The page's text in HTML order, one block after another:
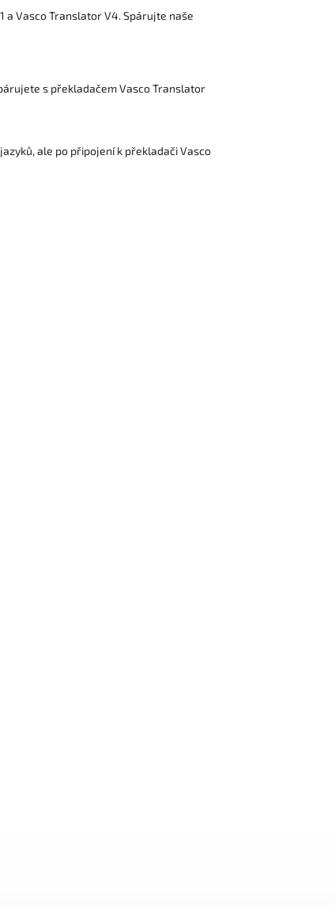
a Vasco Translator V4. Spárujte naše
s překladačem Vasco Translator
ale po připojení k překladači Vasco